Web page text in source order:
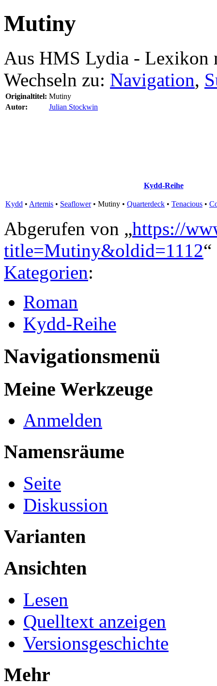
Mutiny
Aus HMS Lydia - Lexikon
Wechseln zu: Navigation,
Originaltitel: Mutiny
Autor:
Julian Stockwin
Kydd-Reihe
Kydd • Artemis • Seaflower• Mutiny • Quarterdeck • Tenacious •
Abgerufen von „https://
title=Mutiny&oldid=1112“
Kategorien:
Roman
Kydd-Reihe
Navigationsmenü
Meine Werkzeuge
Anmelden
Namensräume
Seite
Diskussion
Varianten
Ansichten
Lesen
Quelltext anzeigen
Versionsgeschichte
Mehr